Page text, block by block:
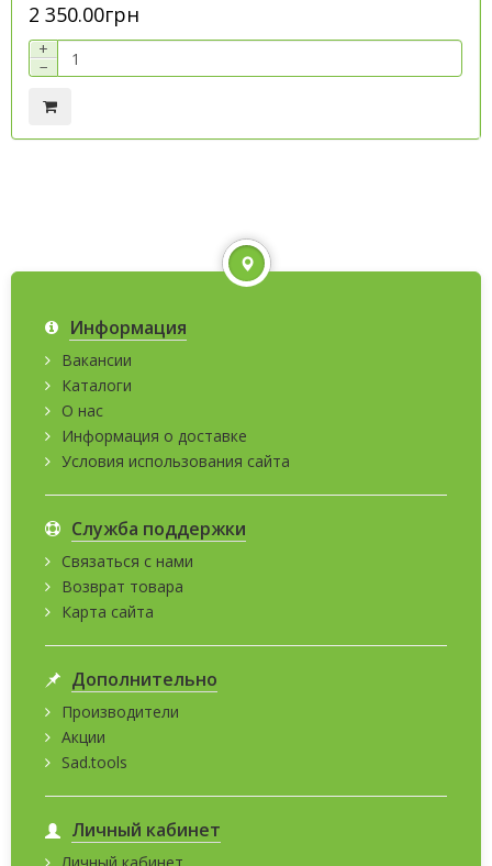
2 350.00грн
+
−
Информация
Вакансии
Каталоги
О нас
Информация о доставке
Условия использования сайта
Служба поддержки
Связаться с нами
Возврат товара
Карта сайта
Дополнительно
Производители
Акции
Sad.tools
Личный кабинет